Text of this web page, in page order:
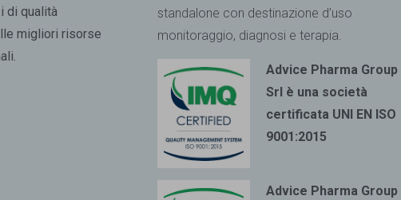
di qualità
migliori risorse
standalone con destinazione d’uso
monitoraggio, diagnosi e terapia.
Advice Pharma Group
Srl è una società
certificata UNI EN ISO
9001:2015
Advice Pharma Group